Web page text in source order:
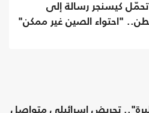
تحمّل كيسنجر رسالة إلى
"احتواء الصين غير ممكن"
تحريض إسرائيلي متواصل